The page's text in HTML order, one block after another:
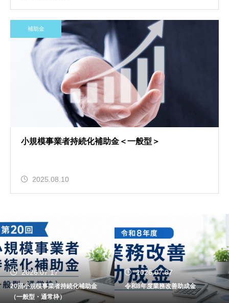
補助金
小規模事業者持続化補助金＜一般型＞
2025.08.10
2026.07.17
20回小規模事業者持続化補助金
（一般型・通常枠）
2026.07.07
令和8年度業務改善助成金